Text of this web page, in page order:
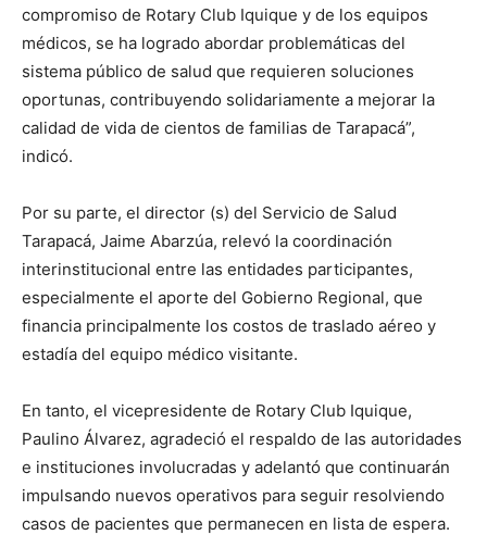
compromiso de Rotary Club Iquique y de los equipos
médicos, se ha logrado abordar problemáticas del
sistema público de salud que requieren soluciones
oportunas, contribuyendo solidariamente a mejorar la
calidad de vida de cientos de familias de Tarapacá”,
indicó.
Por su parte, el director (s) del Servicio de Salud
Tarapacá, Jaime Abarzúa, relevó la coordinación
interinstitucional entre las entidades participantes,
especialmente el aporte del Gobierno Regional, que
financia principalmente los costos de traslado aéreo y
estadía del equipo médico visitante.
En tanto, el vicepresidente de Rotary Club Iquique,
Paulino Álvarez, agradeció el respaldo de las autoridades
e instituciones involucradas y adelantó que continuarán
impulsando nuevos operativos para seguir resolviendo
casos de pacientes que permanecen en lista de espera.